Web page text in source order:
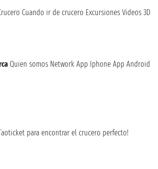
Cuando ir de crucero Excursiones Videos 3D
Quien somos Network App Iphone App Android
para encontrar el crucero perfecto!